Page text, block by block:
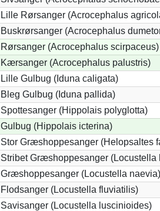
Lille Rørsanger (Acrocephalus
Buskrørsanger (Acrocephalus
Rørsanger (Acrocephalus scirpaceus)
Kærsanger (Acrocephalus palustris)
Lille Gulbug (Iduna caligata)
Bleg Gulbug (Iduna pallida)
Spottesanger (Hippolais polyglotta)
Gulbug (Hippolais icterina)
Stor Græshoppesanger (Helopsaltes
Stribet Græshoppesanger (Locustella
Græshoppesanger (Locustella naevia)
Flodsanger (Locustella fluviatilis)
Savisanger (Locustella luscinioides)